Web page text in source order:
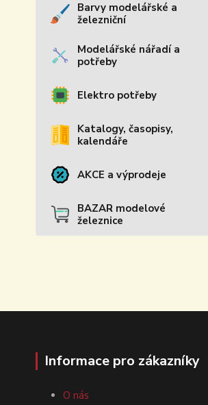
Barvy modelářské a
železniční
Modelářské nářadí a
potřeby
Elektro potřeby
Katalogy, časopisy,
kalendáře
AKCE a výprodeje
BAZAR modelové
železnice
Informace pro zákazníky
O nás